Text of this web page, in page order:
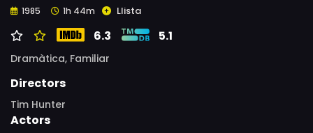
1985 1h 44m Llista
6.3 5.1
Dramàtica, Familiar
Directors
Tim Hunter
Actors